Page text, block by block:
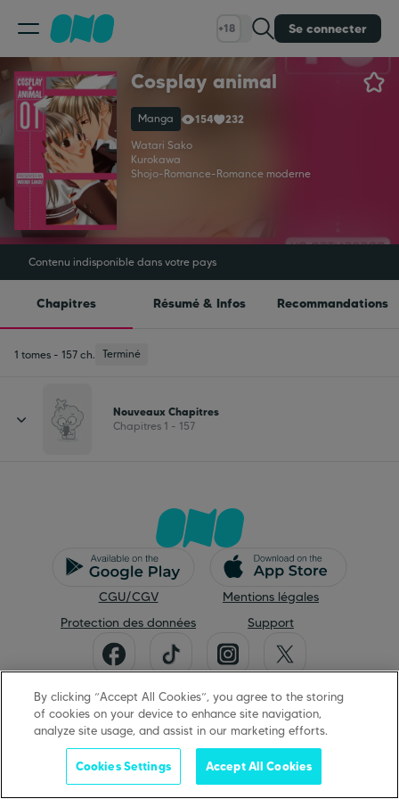
+18 Se connecter
Classement
Calendrier
Bibliothèque
Cadeaux
Coinshop
Cosplay animal
Manga 154
232
Watari Sako
Kurokawa
Shojo-Romance-Romance moderne
Contenu indisponible dans votre pays
Chapitres Résumé & Infos Recommandations
1 tomes - 157 ch. Terminé
Nouveaux Chapitres
Chapitres 1 - 157
CGU/CGV
Mentions légales
Protection des données
Support
By clicking “Accept All Cookies”, you agree to the storing
of cookies on your device to enhance site navigation,
analyze site usage, and assist in our marketing efforts.
Cookies Settings Accept All Cookies